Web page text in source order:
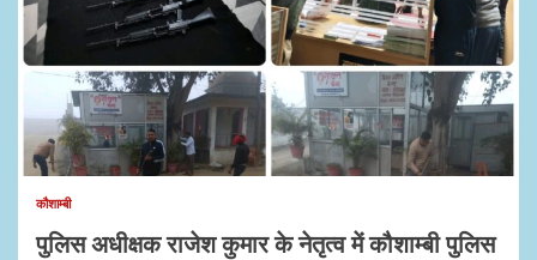
1 min read
कौशाम्बी
पुलिस अधीक्षक राजेश कुमार के नेतृत्व में कौशाम्बी पुलिस